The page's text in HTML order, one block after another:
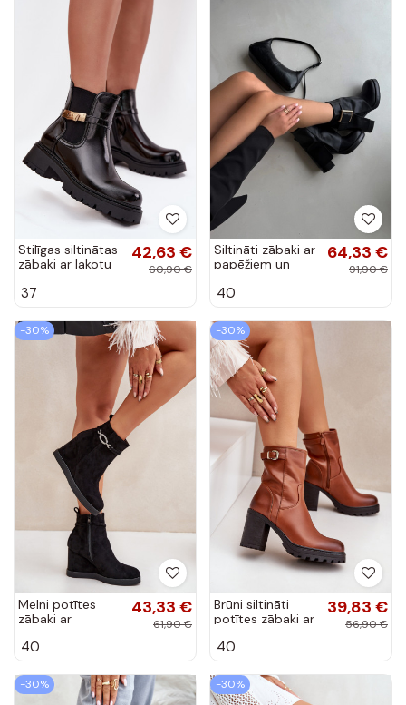
Stilīgas siltinātas
zābaki ar lakotu
dekoratīviem
krāsā Vivessa
42,63 €
60,90 €
37
Siltināti zābaki ar
papēžiem un
melnā krāsā
64,33 €
91,90 €
40
-30%
Melni potītes
zābaki ar
dekorētiem
Kaiviana
43,33 €
61,90 €
40
-30%
Brūni siltināti
potītes zābaki ar
sprādzēm Selavia
39,83 €
56,90 €
40
-30% -30%